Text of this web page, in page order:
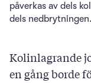
påverkas av dels
dels nedbrytningen.
Kolinlagrande
en gång borde